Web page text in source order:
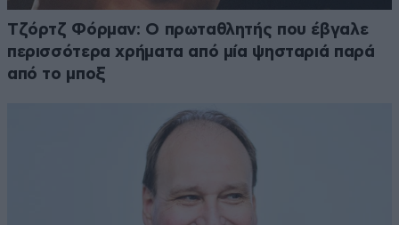
Τζόρτζ Φόρμαν: Ο πρωταθλητής που έβγαλε
περισσότερα χρήματα από μία ψησταριά παρά
από το μποξ